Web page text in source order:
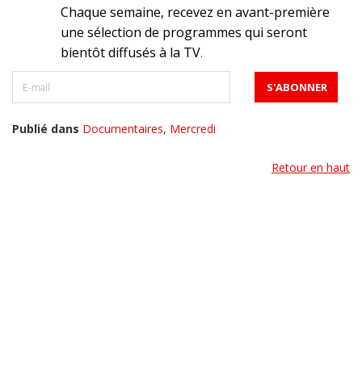
Chaque semaine, recevez en avant-première
une sélection de programmes qui seront
bientôt diffusés à la TV.
Publié dans Documentaires, Mercredi
Retour en haut